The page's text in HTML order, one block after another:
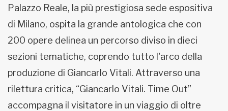
Palazzo Reale, la più prestigiosa sede espositiva
di Milano, ospita la grande antologica che con
200 opere delinea un percorso diviso in dieci
sezioni tematiche, coprendo tutto l'arco della
produzione di Giancarlo Vitali. Attraverso una
rilettura critica, “Giancarlo Vitali. Time Out”
accompagna il visitatore in un viaggio di oltre